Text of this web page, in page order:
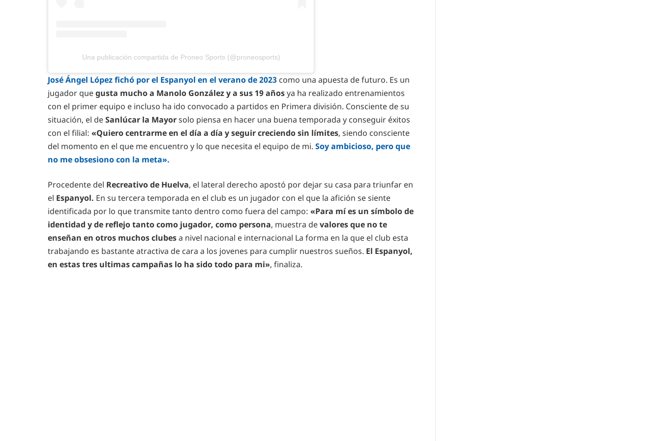
Una publicación compartida de Proneo Sports (@proneosports)
José Ángel López fichó por el Espanyol en el verano de 2023 como una apuesta de futuro. Es un
jugador quegusta mucho a Manolo González y a sus 19 añosya ha realizado entrenamientos
con el primer equipo e incluso ha ido convocado a partidos en Primera división. Consciente de su
situación, el deSanlúcar la Mayorsolo piensa en hacer una buena temporada y conseguir éxitos
con el filial: «Quiero centrarme en el día a día y seguir creciendo sin límites, siendo consciente
del momento en el que me encuentro y lo que necesita el equipo de mi. Soy ambicioso, pero que
no me obsesiono con la meta».
Procedente del Recreativo de Huelva, el lateral derecho apostó por dejar su casa para triunfar en
el Espanyol. En su tercera temporada en el club es un jugador con el que la afición se siente
identificada por lo que transmite tanto dentro como fuera del campo: «Para mí es un símbolo de
identidad y de reflejo tanto como jugador, como persona, muestra devalores que no te
enseñan en otros muchos clubesa nivel nacional e internacional La forma en la que el club esta
trabajando es bastante atractiva de cara a los jovenes para cumplir nuestros sueños. El Espanyol,
en estas tres ultimas campañas lo ha sido todo para mi», finaliza.